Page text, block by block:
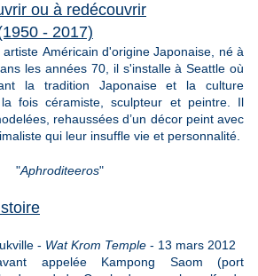
ou à redécouvrir
- 2017)
artiste Américain d'origine Japonaise, né à
les années 70, il s'installe à Seattle où
la tradition Japonaise et la culture
fois céramiste, sculpteur et peintre. Il
rehaussées d’un décor peint avec
qui leur insuffle vie et personnalité.
"Aphroditeeros"
- Wat Krom Temple- 13 mars 2012
appelée Kampong Saom (port